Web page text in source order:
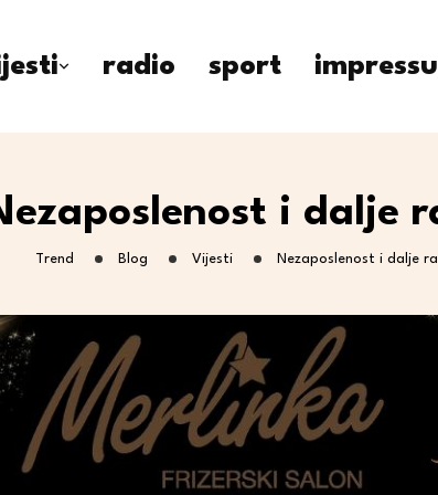
radio sport
i dalje
Trend Blog Vijesti Nezaposlenost i dalje